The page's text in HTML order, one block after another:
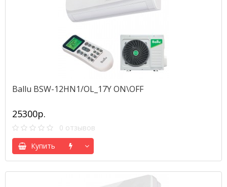
Ballu BSW-12HN1/OL_17Y ON\OFF
25300р.
0 отзывов
Купить